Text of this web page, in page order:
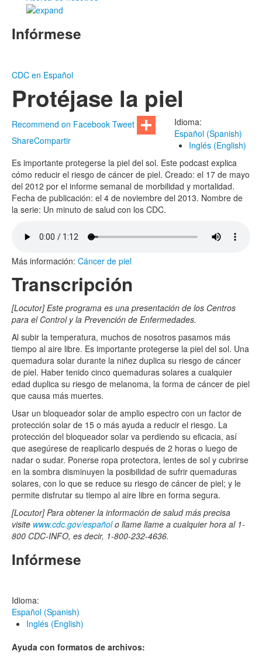
Infórmese
CDC en Español
Protéjase la piel
Idioma:
Español (Spanish)
Inglés (English)
Recommend on Facebook Tweet
ShareCompartir
Es importante protegerse la piel del sol. Este podcast explica
cómo reducir el riesgo de cáncer de piel. Creado: el 17 de mayo
del 2012 por el informe semanal de morbilidad y mortalidad.
Fecha de publicación: el 4 de noviembre del 2013. Nombre de
la serie: Un minuto de salud con los CDC.
Más información: Cáncer de piel
Transcripción
[Locutor] Este programa es una presentación de los Centros
para el Control y la Prevención de Enfermedades.
Al subir la temperatura, muchos de nosotros pasamos más
tiempo al aire libre. Es importante protegerse la piel del sol. Una
quemadura solar durante la niñez duplica su riesgo de cáncer
de piel. Haber tenido cinco quemaduras solares a cualquier
edad duplica su riesgo de melanoma, la forma de cáncer de piel
que causa más muertes.
Usar un bloqueador solar de amplio espectro con un factor de
protección solar de 15 o más ayuda a reducir el riesgo. La
protección del bloqueador solar va perdiendo su eficacia, así
que asegúrese de reaplicarlo después de 2 horas o luego de
nadar o sudar. Ponerse ropa protectora, lentes de sol y cubrirse
en la sombra disminuyen la posibilidad de sufrir quemaduras
solares, con lo que se reduce su riesgo de cáncer de piel; y le
permite disfrutar su tiempo al aire libre en forma segura.
[Locutor] Para obtener la información de salud más precisa
visite www.cdc.gov/españolo llame llame a cualquier hora al 1-
800 CDC-INFO, es decir, 1-800-232-4636.
Infórmese
Idioma:
Español (Spanish)
Inglés (English)
Ayuda con formatos de archivos: